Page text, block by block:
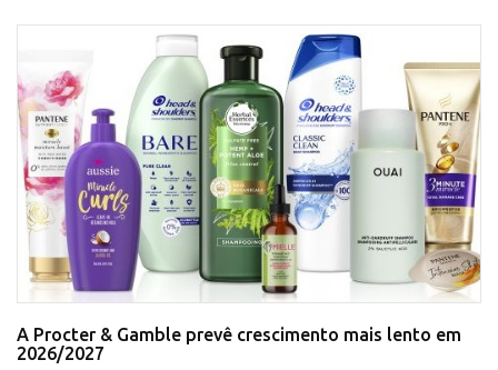
A Procter & Gamble prevê crescimento mais lento em
2026/2027